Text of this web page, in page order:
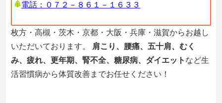
電話：０７２－８６１－１６３３
枚方・高槻・茨木・京都・大阪・兵庫・滋賀からお越し
いただいております。
肩こり、腰痛、五十肩、むく
み、疲れ、更年期、腎不全、糖尿病、ダイエット など生
活習慣病から体質改善までお任せください！